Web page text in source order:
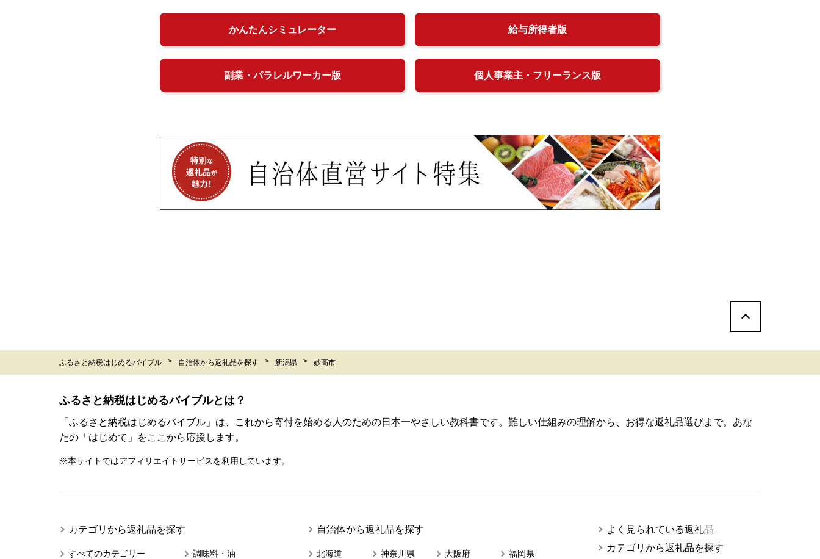
かんたんシミュレーター 給与所得者版
副業・パラレルワーカー版 個人事業主・フリーランス版
ふるさと納税はじめるバイブル 自治体から返礼品を探す 新潟県 妙高市
ふるさと納税はじめるバイブルとは？
「ふるさと納税はじめるバイブル」は、これから寄付を始める人のための日本一やさしい教科書です。難しい仕組みの理解から、お得な返礼品選びまで。あな
たの「はじめて」をここから応援します。
※本サイトではアフィリエイトサービスを利用しています。
カテゴリから返礼品を探す
すべてのカテゴリー 調味料・油
自治体から返礼品を探す
北海道 神奈川県 大阪府 福岡県
よく見られている返礼品
カテゴリから返礼品を探す